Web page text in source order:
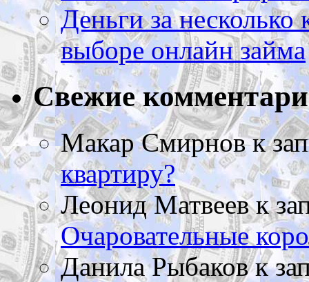
Деньги за
выборе онлайн займа
Свежие
Макар Смирновк
квартиру?
Леонид Матвеевк
Очаровательные
Данила Рыбаковк